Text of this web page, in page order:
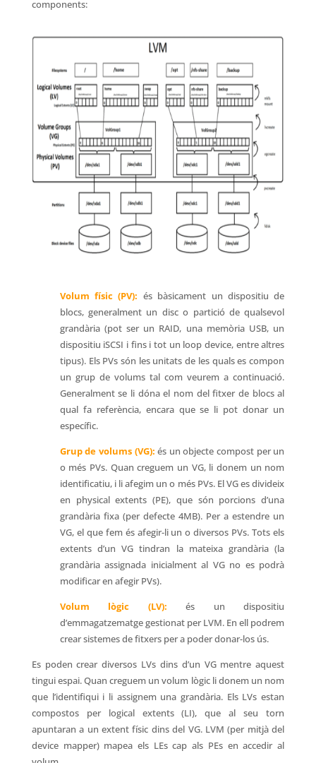
components:
Volum físic (PV): és bàsicament un dispositiu de
blocs, generalment un disc o partició de qualsevol
grandària (pot ser un RAID, una memòria USB, un
dispositiu iSCSI i fins i tot un loop device, entre altres
tipus). Els PVs són les unitats de les quals es compon
un grup de volums tal com veurem a continuació.
Generalment se li dóna el nom del fitxer de blocs al
qual fa referència, encara que se li pot donar un
específic.
Grup de volums (VG):és un objecte compost per un
o més PVs. Quan creguem un VG, li donem un nom
identificatiu, i li afegim un o més PVs. El VG es divideix
en physical extents (PE), que són porcions d’una
grandària fixa (per defecte 4MB). Per a estendre un
VG, el que fem és afegir-li un o diversos PVs. Tots els
extents d’un VG tindran la mateixa grandària (la
grandària assignada inicialment al VG no es podrà
modificar en afegir PVs).
Volum lògic (LV): és un dispositiu
d’emmagatzematge gestionat per LVM. En ell podrem
crear sistemes de fitxers per a poder donar-los ús.
Es poden crear diversos LVs dins d’un VG mentre aquest
tingui espai. Quan creguem un volum lògic li donem un nom
que l’identifiqui i li assignem una grandària. Els LVs estan
compostos per logical extents (LI), que al seu torn
apuntaran a un extent físic dins del VG. LVM (per mitjà del
device mapper) mapea els LEs cap als PEs en accedir al